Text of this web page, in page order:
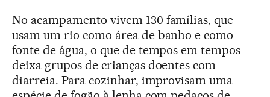
No acampamento vivem 130 famílias, que
usam um rio como área de banho e como
fonte de água, o que de tempos em tempos
deixa grupos de crianças doentes com
diarreia. Para cozinhar, improvisam uma